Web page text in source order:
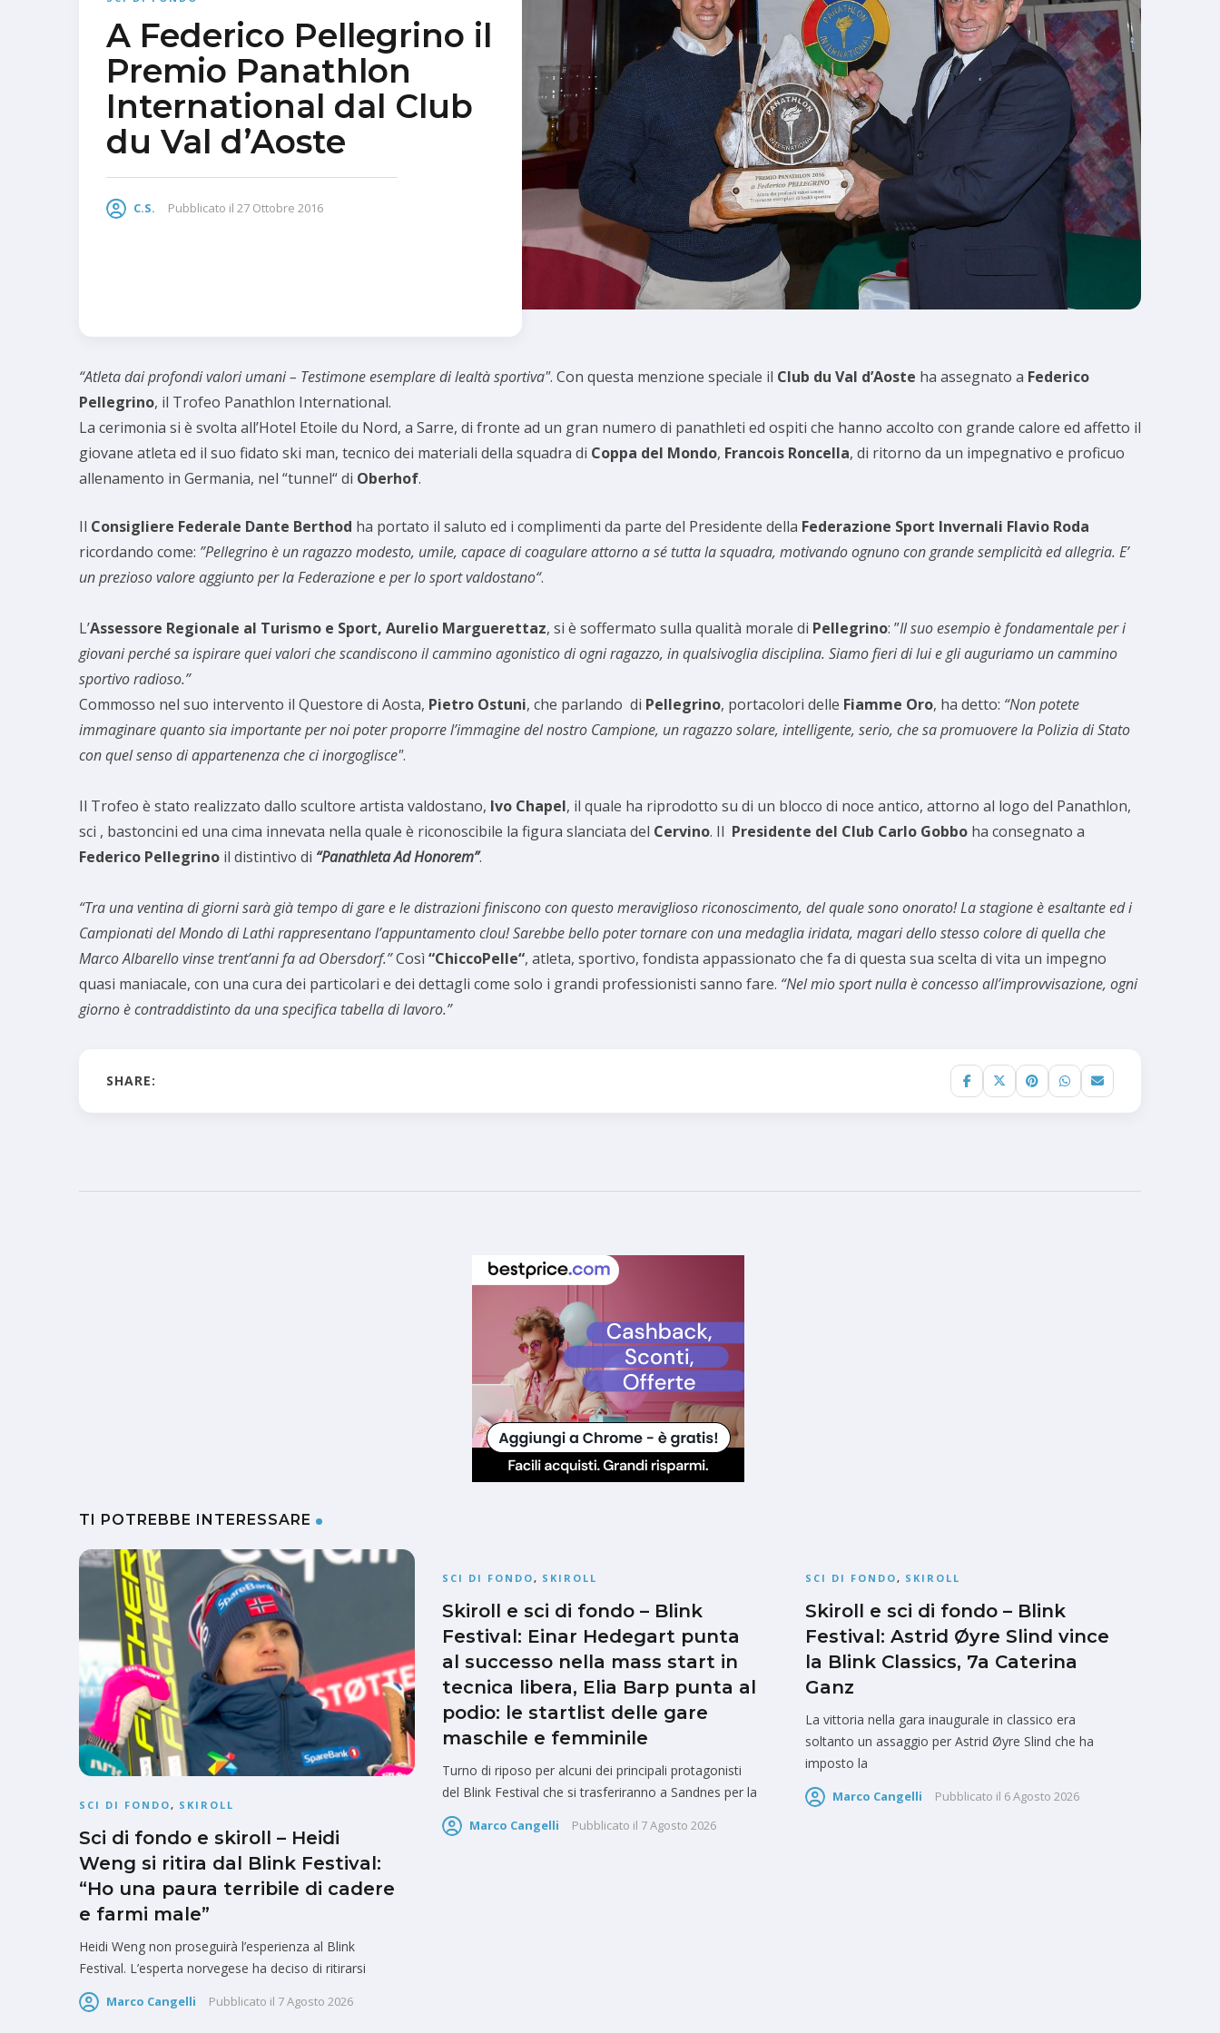
A Federico Pellegrino il
Premio Panathlon
International dal Club
du Val d’Aoste
C.S. Pubblicato il 27 Ottobre 2016
“Atleta dai profondi valori umani – Testimone esemplare di lealtà sportiva". Con questa menzione speciale il Club du Val d’Aoste ha assegnato a Federico
Pellegrino, il Trofeo Panathlon International.
La cerimonia si è svolta all’Hotel Etoile du Nord, a Sarre, di fronte ad un gran numero di panathleti ed ospiti che hanno accolto con grande calore ed affetto il
giovane atleta ed il suo fidato ski man, tecnico dei materiali della squadra di Coppa del Mondo, Francois Roncella, di ritorno da un impegnativo e proficuo
allenamento in Germania, nel “tunnel“ di Oberhof.
Il Consigliere Federale Dante Berthod ha portato il saluto ed i complimenti da parte del Presidente della Federazione Sport Invernali Flavio Roda
ricordando come: ”Pellegrino è un ragazzo modesto, umile, capace di coagulare attorno a sé tutta la squadra, motivando ognuno con grande semplicità ed allegria. E’
un prezioso valore aggiunto per la Federazione e per lo sport valdostano“.
L’Assessore Regionale al Turismo e Sport, Aurelio Marguerettaz, si è soffermato sulla qualità morale di Pellegrino: ”Il suo esempio è fondamentale per i
giovani perché sa ispirare quei valori che scandiscono il cammino agonistico di ogni ragazzo, in qualsivoglia disciplina. Siamo fieri di lui e gli auguriamo un cammino
sportivo radioso.”
Commosso nel suo intervento il Questore di Aosta, Pietro Ostuni, che parlando di Pellegrino, portacolori delle Fiamme Oro, ha detto: “Non potete
immaginare quanto sia importante per noi poter proporre l’immagine del nostro Campione, un ragazzo solare, intelligente, serio, che sa promuovere la Polizia di Stato
con quel senso di appartenenza che ci inorgoglisce".
Il Trofeo è stato realizzato dallo scultore artista valdostano, Ivo Chapel, il quale ha riprodotto su di un blocco di noce antico, attorno al logo del Panathlon,
sci , bastoncini ed una cima innevata nella quale è riconoscibile la figura slanciata del Cervino. Il Presidente del Club Carlo Gobbo ha consegnato a
Federico Pellegrino il distintivo di “Panathleta Ad Honorem”.
“Tra una ventina di giorni sarà già tempo di gare e le distrazioni finiscono con questo meraviglioso riconoscimento, del quale sono onorato! La stagione è esaltante ed i
Campionati del Mondo di Lathi rappresentano l’appuntamento clou! Sarebbe bello poter tornare con una medaglia iridata, magari dello stesso colore di quella che
Marco Albarello vinse trent’anni fa ad Obersdorf.”Così“ChiccoPelle“, atleta, sportivo, fondista appassionato che fa di questa sua scelta di vita un impegno
quasi maniacale, con una cura dei particolari e dei dettagli come solo i grandi professionisti sanno fare. “Nel mio sport nulla è concesso all’improvvisazione, ogni
giorno è contraddistinto da una specifica tabella di lavoro.”
SHARE:
TI POTREBBE INTERESSARE
SCI DI FONDO, SKIROLL
Sci di fondo e skiroll – Heidi
Weng si ritira dal Blink Festival:
“Ho una paura terribile di cadere
e farmi male”
Heidi Weng non proseguirà l’esperienza al Blink
Festival. L’esperta norvegese ha deciso di ritirarsi
Marco Cangelli Pubblicato il 7 Agosto 2026
SCI DI FONDO, SKIROLL
Skiroll e sci di fondo – Blink
Festival: Einar Hedegart punta
al successo nella mass start in
tecnica libera, Elia Barp punta al
podio: le startlist delle gare
maschile e femminile
Turno di riposo per alcuni dei principali protagonisti
del Blink Festival che si trasferiranno a Sandnes per la
Marco Cangelli Pubblicato il 7 Agosto 2026
SCI DI FONDO, SKIROLL
Skiroll e sci di fondo – Blink
Festival: Astrid Øyre Slind vince
la Blink Classics, 7a Caterina
Ganz
La vittoria nella gara inaugurale in classico era
soltanto un assaggio per Astrid Øyre Slind che ha
imposto la
Marco Cangelli Pubblicato il 6 Agosto 2026